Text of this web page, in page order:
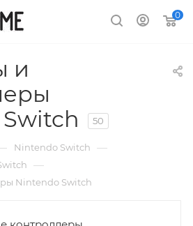
0
и
50
Nintendo Switch —
—
Nintendo Switch